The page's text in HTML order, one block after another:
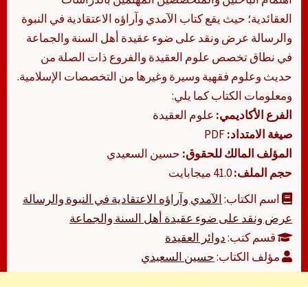
العقائدية؛ حيث يقع كتاب الآمدي وآراؤه الاعتقادية في النبوة
والرسالة عرض ونقد على ضوء عقيدة أهل السنة والجماعة
في نطاق تخصص علوم العقيدة والفروع ذات الصلة من
حديث وعلوم فقهية وسيرة وغيرها من التخصصات الإسلامية.
ومعلومات الكتاب كما يلي:
الفرع الأكاديمي: علوم العقيدة
صيغة الامتداد:
المؤلف المالك للحقوق: حسين السعيدي
حجم الملف:41.0 ميجابايت
اسم الكتاب:الآمدي وآراؤه الاعتقادية في النبوة والرسالة
عرض ونقد على ضوء عقيدة أهل السنة والجماعة
قسم كتب:دوائر العقيدة
مؤلف الكتاب:حسين السعيدي